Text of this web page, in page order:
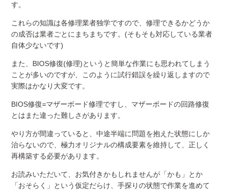
す。
これらの知識は各修理業者独学ですので、修理できるかどうか
の成否は業者ごとにまちまちです。(そもそも対応している業者
自体少ないです)
また、BIOS修復(修理)というと簡単な作業にも思われてしまう
ことが多いのですが、このように試行錯誤を繰り返しますので
実際はかなり大変です。
BIOS修復=マザーボード修理ですし、マザーボードの回路修復
とはまた違った難しさがあります。
やり方が間違っていると、中途半端に問題を抱えた状態にしか
治らないので、極力オリジナルの構成要素を維持して、正しく
再構築する必要があります。
お読みいただいて、お気付きかもしれませんが「かも」とか
「おそらく」という仮定だらけ、手探りの状態で作業を進めて